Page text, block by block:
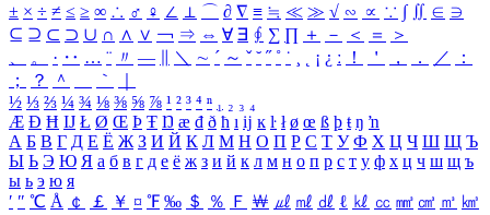
± × ÷ ≠ ≤ ≥ ∞ ∴ ♂ ♀ ∠ ⊥ ⌒ ∂ ∇ ≡ ≒ ≪ ≫ √ ∽ ∝ ∵ ∫ ∬ ∈ ∋
⊆ ⊇ ⊂ ⊃ ∪ ∩ ∧ ∨ ￢ ⇒ ⇔ ∀ ∃ ∮ ∑ ∏ ＋ － ＜ ＝
＞
、
。 · ‥ … ¨ 〃 ― ＼ ∼ ´ ～ ˇ ˘ ˝ ˚ ˙ ¸ ¡ ¿ ː ！ ＇ ， ． ／
：
；
？ ＾ ｀
½ ⅓ ⅔ ¼ ¾ ⅛ ⅜ ⅝ ⅞ ¹ ² ³ ⁴ ⁿ ₁ ₂ ₃ ₄
Æ Ð Ħ Ĳ Ł Ø Œ Þ Ŧ Ŋ æ đ ð ħ ı ĳ ĸ ŀ ł ø œ ß þ ŧ ŋ ŉ
А Б В Г Д Е Ё Ж З И Й К Л М Н О П Р С Т У Ф Х Ц Ч Ш Щ Ъ
Ы Ь Э Ю Я а б в г д е ё ж з и й к л м н о п р с т у ф х ц ч ш щ ъ
ы ь э ю я
′ ″ ℃ Å ￠ ￡ ￥ ¤ ℉ ‰ ＄ ％ Ｆ ￦ ㎕ ㎖ ㎗ ℓ ㎘ ㏄ ㎣ ㎤ ㎥ ㎦